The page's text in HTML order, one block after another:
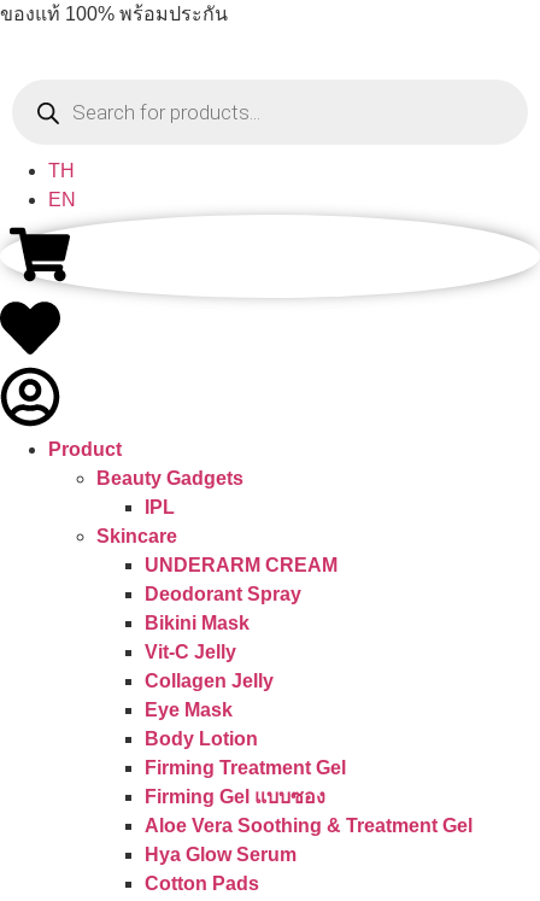
ของแท้ 100% พร้อมประกัน
TH
EN
Product
Beauty Gadgets
IPL
Skincare
UNDERARM CREAM
Deodorant Spray
Bikini Mask
Vit-C Jelly
Collagen Jelly
Eye Mask
Body Lotion
Firming Treatment Gel
Firming Gel แบบซอง
Aloe Vera Soothing & Treatment Gel
Hya Glow Serum
Cotton Pads